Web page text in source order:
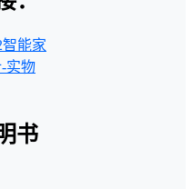
能家
实物
书